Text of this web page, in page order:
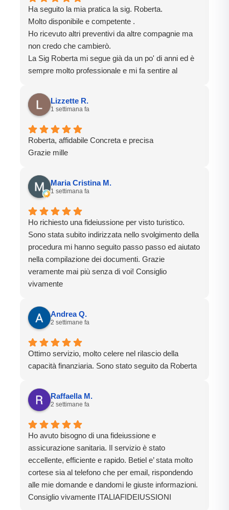
Ha seguito la mia pratica la sig. Roberta.
Molto disponibile e competente .
Ho ricevuto altri preventivi da altre compagnie ma
non credo che cambierò.
La Sig Roberta mi segue già da un po' di anni ed è
sempre molto professionale e mi fa sentire al
Grazie
Lizzette R.
1 settimana fa
Roberta, affidabile Concreta e precisa
Grazie mille
Maria Cristina M.
1 settimana fa
Ho richiesto una fideiussione per visto turistico.
Sono stata subito indirizzata nello svolgimento della
procedura mi hanno seguito passo passo ed aiutato
nella compilazione dei documenti. Grazie
veramente mai più senza di voi! Consiglio
vivamente
Andrea Q.
2 settimane fa
Ottimo servizio, molto celere nel rilascio della
capacità finanziaria. Sono stato seguito da Roberta
Raffaella M.
2 settimane fa
Ho avuto bisogno di una fideiussione e
assicurazione sanitaria. Il servizio è stato
eccellente, efficiente e rapido. Betiel e’ stata molto
cortese sia al telefono che per email, rispondendo
alle mie domande e dandomi le giuste informazioni.
Consiglio vivamente ITALIAFIDEIUSSIONI